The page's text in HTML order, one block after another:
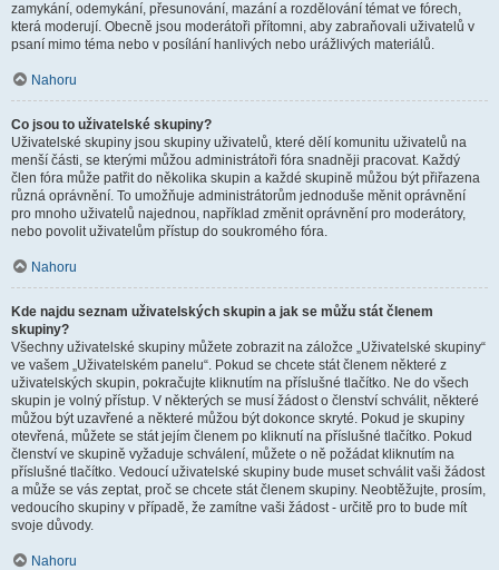
zamykání, odemykání, přesunování, mazání a rozdělování témat ve fórech,
která moderují. Obecně jsou moderátoři přítomni, aby zabraňovali uživatelů v
psaní mimo téma nebo v posílání hanlivých nebo urážlivých materiálů.
Nahoru
Co jsou to uživatelské skupiny?
Uživatelské skupiny jsou skupiny uživatelů, které dělí komunitu uživatelů na
menší části, se kterými můžou administrátoři fóra snadněji pracovat. Každý
člen fóra může patřit do několika skupin a každé skupině můžou být přiřazena
různá oprávnění. To umožňuje administrátorům jednoduše měnit oprávnění
pro mnoho uživatelů najednou, například změnit oprávnění pro moderátory,
nebo povolit uživatelům přístup do soukromého fóra.
Nahoru
Kde najdu seznam uživatelských skupin a jak se můžu stát členem
skupiny?
Všechny uživatelské skupiny můžete zobrazit na záložce „Uživatelské skupiny“
ve vašem „Uživatelském panelu“. Pokud se chcete stát členem některé z
uživatelských skupin, pokračujte kliknutím na příslušné tlačítko. Ne do všech
skupin je volný přístup. V některých se musí žádost o členství schválit, některé
můžou být uzavřené a některé můžou být dokonce skryté. Pokud je skupiny
otevřená, můžete se stát jejím členem po kliknutí na příslušné tlačítko. Pokud
členství ve skupině vyžaduje schválení, můžete o ně požádat kliknutím na
příslušné tlačítko. Vedoucí uživatelské skupiny bude muset schválit vaši žádost
a může se vás zeptat, proč se chcete stát členem skupiny. Neobtěžujte, prosím,
vedoucího skupiny v případě, že zamítne vaši žádost - určitě pro to bude mít
svoje důvody.
Nahoru